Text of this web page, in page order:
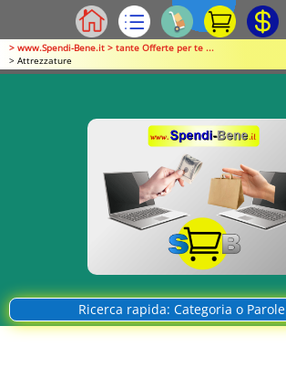
> www.Spendi-Bene.it > tante Offerte per te ...
> Attrezzature
Ricerca rapida: Categoria o Parole